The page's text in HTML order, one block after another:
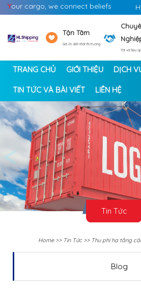
Your cargo, we connect beliefs
Tận Tâm
Giá ổn định nhất thị trường
Tốt và hiệu
TRANG CHỦ GIỚI THIỆU DỊCH
TIN TỨC VÀ BÀI VIẾT LIÊN HỆ
<
Tin Tức
Home>> Tin Tức>> Thu phí hạ tầng
Blog